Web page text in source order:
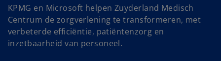
KPMG en Microsoft helpen Zuyderland Medisch
Centrum de zorgverlening te transformeren, met
verbeterde efficiëntie, patiëntenzorg en
inzetbaarheid van personeel.